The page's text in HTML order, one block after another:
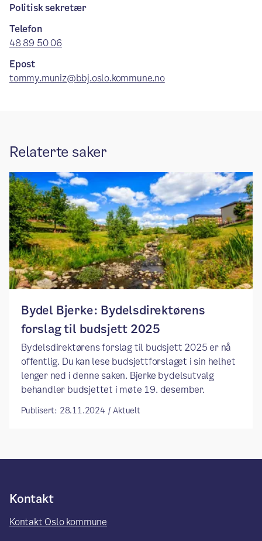
Politisk sekretær
Telefon
48 89 50 06
Epost
tommy.muniz@bbj.oslo.kommune.no
Relaterte saker
Bydel Bjerke: Bydelsdirektørens
forslag til budsjett 2025
Bydelsdirektørens forslag til budsjett 2025 er nå
offentlig. Du kan lese budsjettforslaget i sin helhet
lenger ned i denne saken. Bjerke bydelsutvalg
behandler budsjettet i møte 19. desember.
Publisert: 28.11.2024 / Aktuelt
Kontakt
Kontakt Oslo kommune